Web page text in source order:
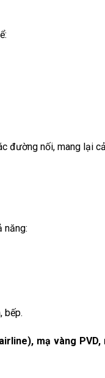
đường nối, mang lại
năng:
bếp.
mạ vàng PVD,